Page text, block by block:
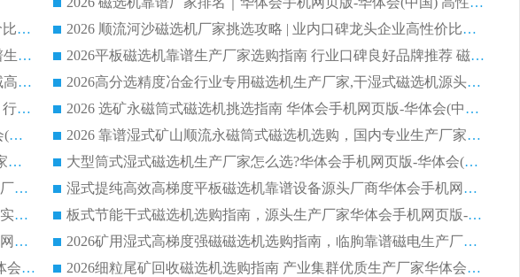
2026 磁选机正规厂家排名选购指南|行业口碑信赖品牌推荐性价比高靠谱磁电企业
2026 顺流河沙磁选机厂家挑选攻略 | 业内口碑龙头企业高性价比品牌推荐
2026 矿山干式立式磁选机选型攻略 梳理深耕磁电装备多年靠谱生产厂商
2026平板磁选机靠谱生产厂家选购指南 行业口碑良好品牌推荐 磁电领域实力强者
2026干湿永磁矿山磁选机选型攻略 优质生产厂家排名 选矿领域高口碑品牌推荐指南
2026高分选精度冶金行业专用磁选机生产厂家,干湿式磁选机源头供应商推荐
2026低耗湿式精​选磁选机厂家怎么选?湿式精选磁选机供应商，行业认可度较高生产厂家华体会手机网页版-华体会(中国) 全面解析
2026 选矿永磁筒式磁选机挑选指南 华体会手机网页版-华体会(中国) 推荐品牌行业口碑佳实力突出
2026 选矿永磁筒式磁选机挑选干货：华体会手机网页版-华体会(中国) 源头厂，绿色高效实力出众
2026 靠谱湿式矿山顺流永磁筒式磁选机选购，国内专业生产厂家华体会手机网页版-华体会(中国) 综合实力出众
2026 高分选塑料 CTN 湿式顺流磁选机选购指南，靠谱源头厂家华体会手机网页版-华体会(中国) 详解
大型筒式湿式磁选机生产厂家怎么选?华体会手机网页版-华体会(中国) 设备口碑广受行业认可
全磁高吸附深度永磁滚筒选购指南 业内口碑稳定磁电设备生产厂家详细推荐
湿式提纯高效高梯度平板磁选机靠谱设备源头厂商华体会手机网页版-华体会(中国) 综合测评
高回收率湿式选矿磁选机选购指南 业内口碑磁电设备生产厂家实力解析
板式节能干式磁选机选购指南，源头生产厂家华体会手机网页版-华体会(中国) 综合实力可观
2026 钛矿选矿优选：湿式永磁筒式磁选机源头厂家华体会手机网页版-华体会(中国) 综合解析
2026矿用湿式高梯度强磁磁选机选购指南，临朐靠谱磁电生产厂家华体会手机网页版-华体会(中国) 详解
2026 半磁耐磨 RCT 永磁滚筒选购指南，临朐源头生产厂家华体会手机网页版-华体会(中国) 实测分享
2026细粒尾矿回收磁选机选购指南 产业集群优质生产厂家华体会手机网页版-华体会(中国) 解析